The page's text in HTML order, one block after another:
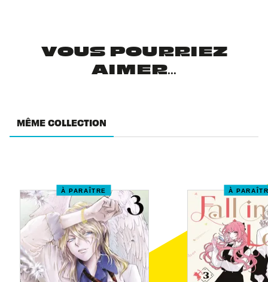
VOUS POURRIEZ
AIMER...
MÊME COLLECTION
À PARAÎTRE À